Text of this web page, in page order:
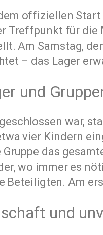
offiziellen
Treffpunkt für die
Am Samstag,
– das Lager
und
war,
vier Kindern
das
wo immer es
Beteiligten. Am
und